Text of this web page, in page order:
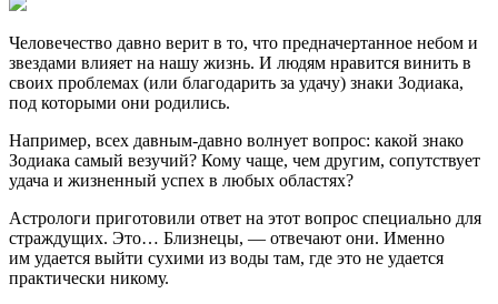
Человечество давно верит в то, что предначертанное небом и
звездами влияет на нашу жизнь. И людям нравится винить в
своих проблемах (или благодарить за удачу) знаки Зодиака,
под которыми они родились.
Например, всех давным-давно волнует вопрос: какой знако
Зодиака самый везучий? Кому чаще, чем другим, сопутствует
удача и жизненный успех в любых областях?
Астрологи приготовили ответ на этот вопрос специально для
страждущих. Это… Близнецы, — отвечают они. Именно
им удается выйти сухими из воды там, где это не удается
практически никому.